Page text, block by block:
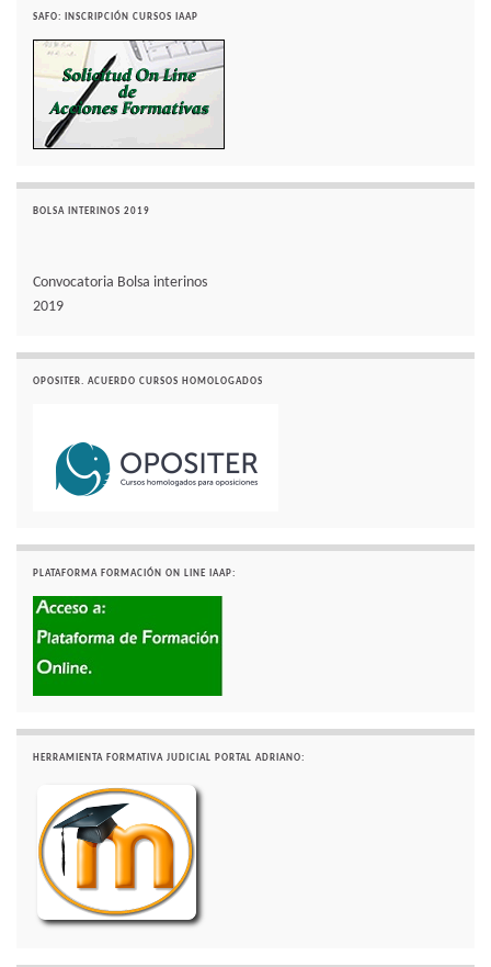
SAFO: INSCRIPCIÓN CURSOS IAAP
BOLSA INTERINOS 2019
Convocatoria Bolsa interinos
2019
OPOSITER. ACUERDO CURSOS HOMOLOGADOS
PLATAFORMA FORMACIÓN ON LINE IAAP:
HERRAMIENTA FORMATIVA JUDICIAL PORTAL ADRIANO: